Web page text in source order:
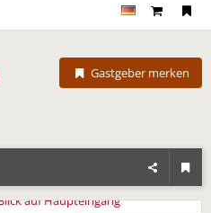
Gastgeber merken